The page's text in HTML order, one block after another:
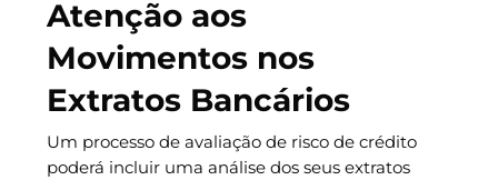
Atenção aos
Movimentos nos
Extratos Bancários
Um processo de avaliação de risco de crédito
poderá incluir uma análise dos seus extratos